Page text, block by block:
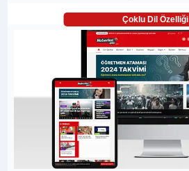
Çoklu Dil Özelliği